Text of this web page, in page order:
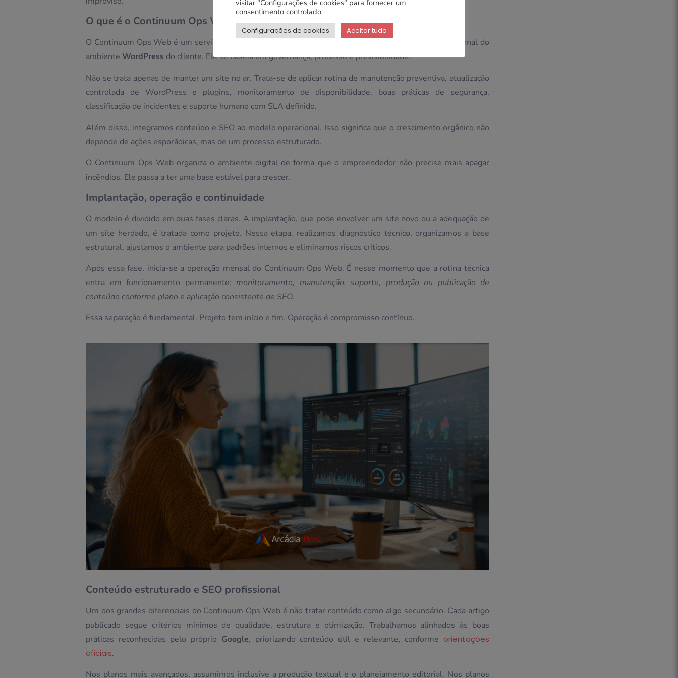
O que é o Continuum Ops Web, na prática
O Continuum Ops Web é um serviço contínuo em que assumimos a responsabilidade técnica e operacional do
ambiente WordPress do cliente. Ele se baseia em governança, processo e previsibilidade.
Não se trata apenas de manter um site no ar. Trata-se de aplicar rotina de manutenção preventiva, atualização
controlada de WordPress e plugins, monitoramento de disponibilidade, boas práticas de segurança,
classificação de incidentes e suporte humano com SLA definido.
Além disso, integramos conteúdo e SEO ao modelo operacional. Isso significa que o crescimento orgânico não
depende de ações esporádicas, mas de um processo estruturado.
O Continuum Ops Web organiza o ambiente digital de forma que o empreendedor não precise mais apagar
incêndios. Ele passa a ter uma base estável para crescer.
Implantação, operação e continuidade
O modelo é dividido em duas fases claras. A implantação, que pode envolver um site novo ou a adequação de
um site herdado, é tratada como projeto. Nessa etapa, realizamos diagnóstico técnico, organizamos a base
estrutural, ajustamos o ambiente para padrões internos e eliminamos riscos críticos.
Após essa fase, inicia-se a operação mensal do Continuum Ops Web. É nesse momento que a rotina técnica
entra em funcionamento permanente: monitoramento, manutenção, suporte, produção ou publicação de
conteúdo conforme plano e aplicação consistente de SEO.
Essa separação é fundamental. Projeto tem início e fim. Operação é compromisso contínuo.
Conteúdo estruturado e SEO profissional
Um dos grandes diferenciais do Continuum Ops Web é não tratar conteúdo como algo secundário. Cada artigo
publicado segue critérios mínimos de qualidade, estrutura e otimização. Trabalhamos alinhados às boas
práticas reconhecidas pelo próprio Google, priorizando conteúdo útil e relevante, conforme orientações
oficiais.
Nos planos mais avançados, assumimos inclusive a produção textual e o planejamento editorial. Nos planos
visitar "Configurações de cookies" para fornecer um
consentimento controlado.
Configurações de cookies Aceitar tudo